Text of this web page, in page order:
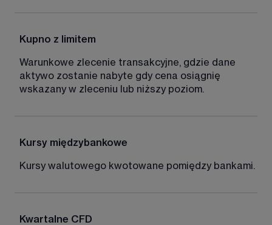
Kupno z limitem
Warunkowe zlecenie transakcyjne, gdzie dane
aktywo zostanie nabyte gdy cena osiągnię
wskazany w zleceniu lub niższy poziom.
Kursy międzybankowe
Kursy walutowego kwotowane pomiędzy bankami.
Kwartalne CFD